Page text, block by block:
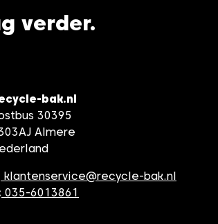
verder.
bak.nl
30395
Almere
klantenservice@recycle-bak.nl
035-6013861